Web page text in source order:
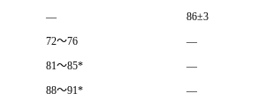
—
86±3
72～76
—
81～85*
—
88～91*
—